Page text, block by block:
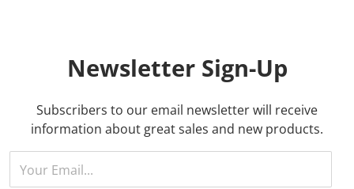
Newsletter Sign-Up
Subscribers to our email newsletter will receive
information about great sales and new products.